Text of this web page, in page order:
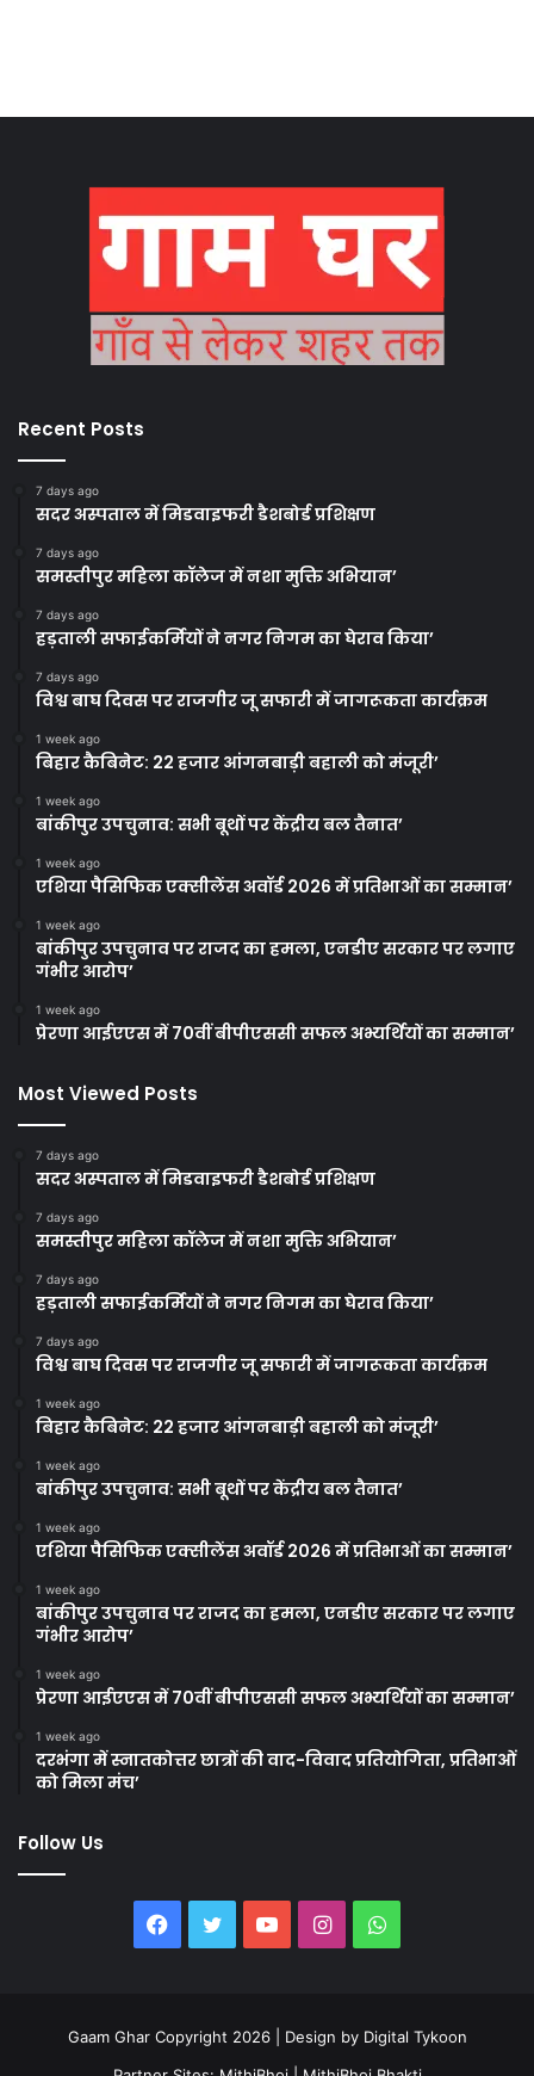
Recent Posts
7 days ago
सदर अस्पताल में मिडवाइफरी डैशबोर्ड प्रशिक्षण
7 days ago
समस्तीपुर महिला कॉलेज में नशा मुक्ति अभियान’
7 days ago
हड़ताली सफाईकर्मियों ने नगर निगम का घेराव किया’
7 days ago
विश्व बाघ दिवस पर राजगीर जू सफारी में जागरूकता कार्यक्रम
1 week ago
बिहार कैबिनेट: 22 हजार आंगनबाड़ी बहाली को मंजूरी’
1 week ago
बांकीपुर उपचुनाव: सभी बूथों पर केंद्रीय बल तैनात’
1 week ago
एशिया पैसिफिक एक्सीलेंस अवॉर्ड 2026 में प्रतिभाओं का सम्मान’
1 week ago
बांकीपुर उपचुनाव पर राजद का हमला, एनडीए सरकार पर लगाए
गंभीर आरोप’
1 week ago
प्रेरणा आईएएस में 70वीं बीपीएससी सफल अभ्यर्थियों का सम्मान’
Most Viewed Posts
7 days ago
सदर अस्पताल में मिडवाइफरी डैशबोर्ड प्रशिक्षण
7 days ago
समस्तीपुर महिला कॉलेज में नशा मुक्ति अभियान’
7 days ago
हड़ताली सफाईकर्मियों ने नगर निगम का घेराव किया’
7 days ago
विश्व बाघ दिवस पर राजगीर जू सफारी में जागरूकता कार्यक्रम
1 week ago
बिहार कैबिनेट: 22 हजार आंगनबाड़ी बहाली को मंजूरी’
1 week ago
बांकीपुर उपचुनाव: सभी बूथों पर केंद्रीय बल तैनात’
1 week ago
एशिया पैसिफिक एक्सीलेंस अवॉर्ड 2026 में प्रतिभाओं का सम्मान’
1 week ago
बांकीपुर उपचुनाव पर राजद का हमला, एनडीए सरकार पर लगाए
गंभीर आरोप’
1 week ago
प्रेरणा आईएएस में 70वीं बीपीएससी सफल अभ्यर्थियों का सम्मान’
1 week ago
दरभंगा में स्नातकोत्तर छात्रों की वाद-विवाद प्रतियोगिता, प्रतिभाओं
को मिला मंच’
Follow Us
Facebook
TwitterYouTubeInstagramWhatsApp
Gaam Ghar Copyright 2026 | Design by Digital Tykoon